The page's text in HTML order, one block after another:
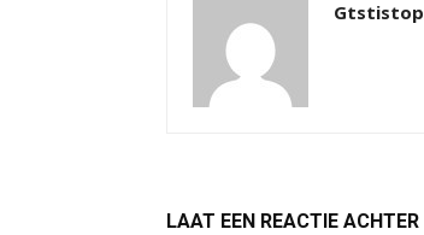
Gtstistop
LAAT EEN REACTIE ACHTER